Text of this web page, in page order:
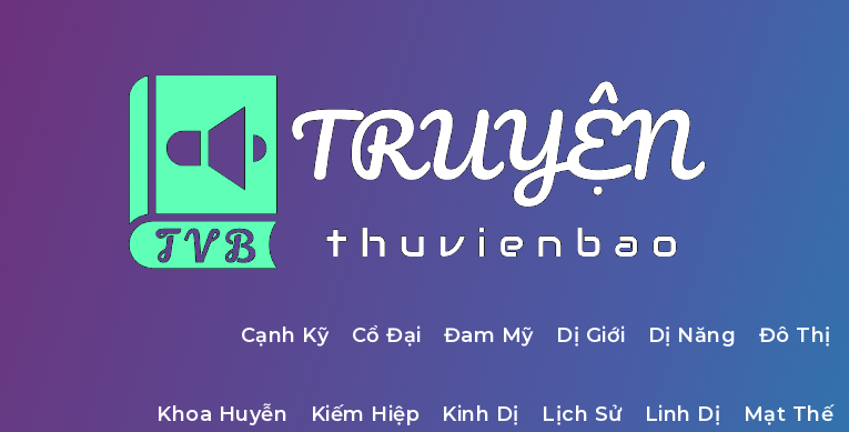
Cạnh Kỹ Cổ Đại Đam Mỹ Dị Giới Dị Năng Đô Thị
Khoa Huyễn Kiếm Hiệp Kinh Dị Lịch Sử Linh Dị Mạt Thế